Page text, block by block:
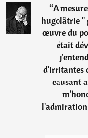
“A
hugolâtrie "
œuvre du
était
d'irritantes
causant